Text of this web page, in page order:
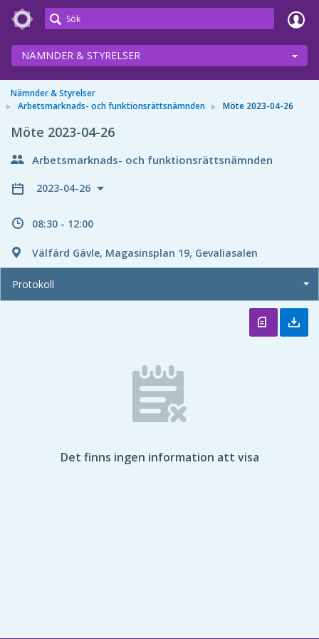
Meetings+
NÄMNDER & STYRELSER
Nämnder & Styrelser
Arbetsmarknads- och funktionsrättsnämnden
Möte 2023-04-26
Möte 2023-04-26
Arbetsmarknads- och funktionsrättsnämnden
2023-04-26
08:30 - 12:00
Välfärd Gävle, Magasinsplan 19, Gevaliasalen
Protokoll
Det finns ingen information att visa